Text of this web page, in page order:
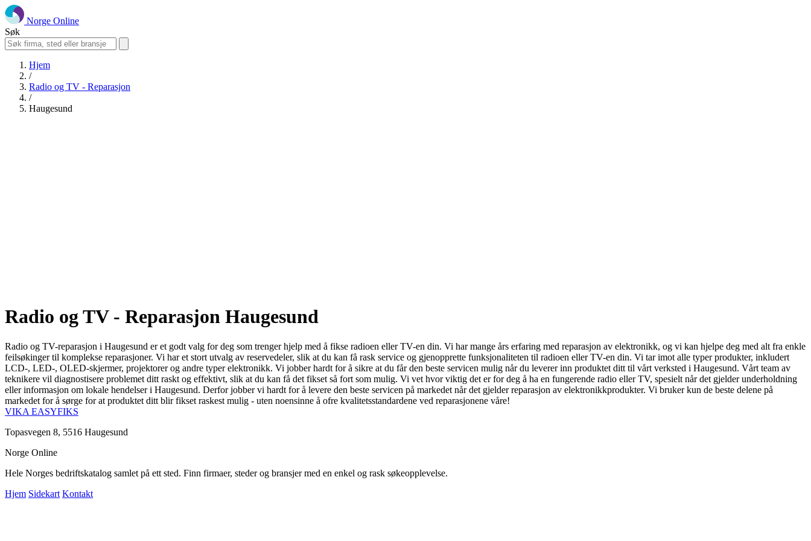
Norge Online
Søk
Hjem
/
Radio og TV - Reparasjon
/
Haugesund
Radio og TV - Reparasjon Haugesund
Radio og TV-reparasjon i Haugesund er et godt valg for deg som trenger hjelp med å fikse radioen eller TV-en din. Vi har mange års erfaring med reparasjon av elektronikk, og vi kan hjelpe deg med alt fra enkle
feilsøkinger til komplekse reparasjoner. Vi har et stort utvalg av reservedeler, slik at du kan få rask service og gjenopprette funksjonaliteten til radioen eller TV-en din. Vi tar imot alle typer produkter, inkludert
LCD-, LED-, OLED-skjermer, projektorer og andre typer elektronikk. Vi jobber hardt for å sikre at du får den beste servicen mulig når du leverer inn produktet ditt til vårt verksted i Haugesund. Vårt team av
teknikere vil diagnostisere problemet ditt raskt og effektivt, slik at du kan få det fikset så fort som mulig. Vi vet hvor viktig det er for deg å ha en fungerende radio eller TV, spesielt når det gjelder underholdning
eller informasjon om lokale hendelser i Haugesund. Derfor jobber vi hardt for å levere den beste servicen på markedet når det gjelder reparasjon av elektronikkprodukter. Vi bruker kun de beste delene på
markedet for å sørge for at produktet ditt blir fikset raskest mulig - uten noensinne å ofre kvalitetsstandardene ved reparasjonene våre!
VIKA EASYFIKS
Topasvegen 8, 5516 Haugesund
Norge Online
Hele Norges bedriftskatalog samlet på ett sted. Finn firmaer, steder og bransjer med en enkel og rask søkeopplevelse.
Hjem Sidekart Kontakt